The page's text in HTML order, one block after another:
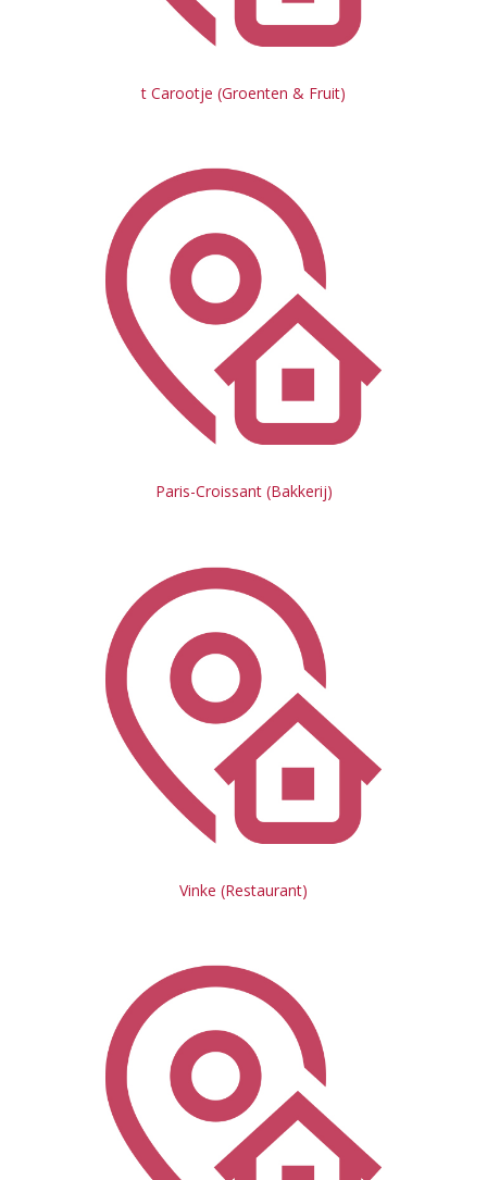
t Carootje (Groenten & Fruit)
Paris-Croissant (Bakkerij)
Vinke (Restaurant)